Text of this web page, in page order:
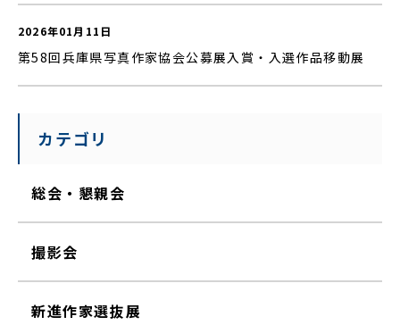
2026年01月11日
第58回兵庫県写真作家協会公募展入賞・入選作品移動展
カテゴリ
総会・懇親会
撮影会
新進作家選抜展